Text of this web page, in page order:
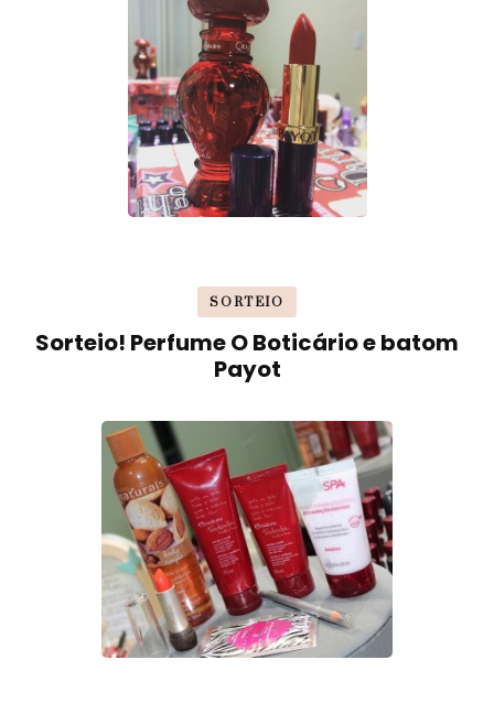
SORTEIO
Sorteio! Perfume O Boticário e batom
Payot